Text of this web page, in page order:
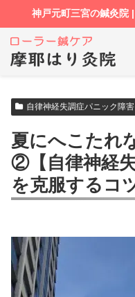
ホーム ブログ
自律神経失調症パニック障害
夏にへこたれ
②【自律神経
を克服するコ